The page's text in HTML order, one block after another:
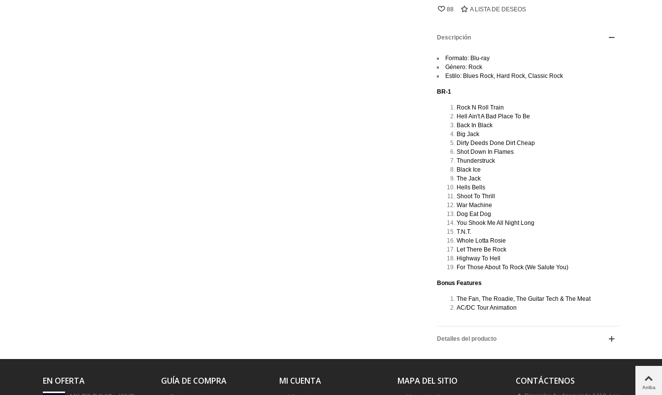
88
A LISTA DE DESEOS
Descripción
Formato: Blu-ray
Género: Rock
Estilo: Blues Rock, Hard Rock, Classic Rock
BR-1
Rock N Roll Train
Hell Ain't A Bad Place To Be
Back In Black
Big Jack
Dirty Deeds Done Dirt Cheap
Shot Down In Flames
Thunderstruck
Black Ice
The Jack
Hells Bells
Shoot To Thrill
War Machine
Dog Eat Dog
You Shook Me All Night Long
T.N.T.
Whole Lotta Rosie
Let There Be Rock
Highway To Hell
For Those About To Rock (We Salute You)
Bonus Features
The Fan, The Roadie, The Guitar Tech & The Meat
AC/DC Tour Animation
Detalles del producto
EN OFERTA GUÍA DE COMPRA MI CUENTA MAPA DEL SITIO CONTÁCTENOS
Arriba